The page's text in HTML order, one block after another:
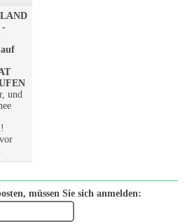
-
und
müssen Sie sich anmelden: